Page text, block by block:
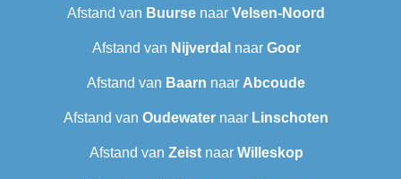
Afstand van Buurse naar Velsen-Noord
Afstand van Nijverdal naar Goor
Afstand van Baarn naar Abcoude
Afstand van Oudewater naar Linschoten
Afstand van Zeistnaar Willeskop